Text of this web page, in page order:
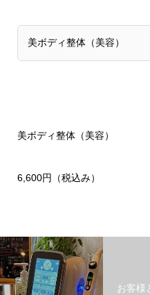
美ボディ整体（美容）
美ボディ整体（美容）
6,600円（税込み）
お客様